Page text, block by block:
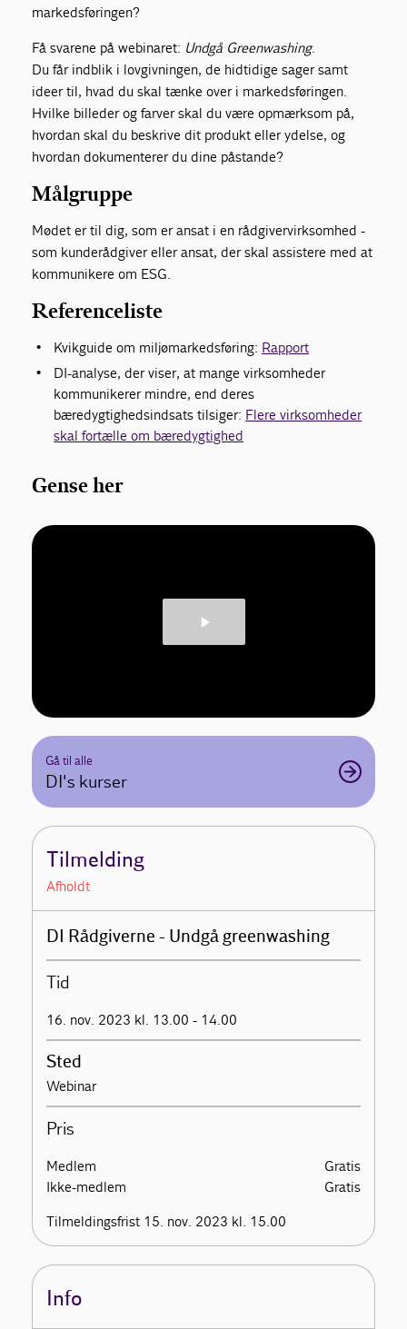
markedsføringen?
Få svarene på webinaret: Undgå Greenwashing.
Du får indblik i lovgivningen, de hidtidige sager samt
ideer til, hvad du skal tænke over i markedsføringen.
Hvilke billeder og farver skal du være opmærksom på,
hvordan skal du beskrive dit produkt eller ydelse, og
hvordan dokumenterer du dine påstande?
Målgruppe
Mødet er til dig, som er ansat i en rådgivervirksomhed -
som kunderådgiver eller ansat, der skal assistere med at
kommunikere om ESG.
Referenceliste
Kvikguide om miljømarkedsføring: Rapport
DI-analyse, der viser, at mange virksomheder
kommunikerer mindre, end deres
bæredygtighedsindsats tilsiger: Flere virksomheder
skal fortælle om bæredygtighed
Gense her
Gå til alle
DI's kurser
Tilmelding
Afholdt
DI Rådgiverne - Undgå greenwashing
Tid
16. nov. 2023 kl. 13.00 - 14.00
Sted
Webinar
Pris
Medlem
Gratis
Ikke-medlem
Gratis
Tilmeldingsfrist 15. nov. 2023 kl. 15.00
Info